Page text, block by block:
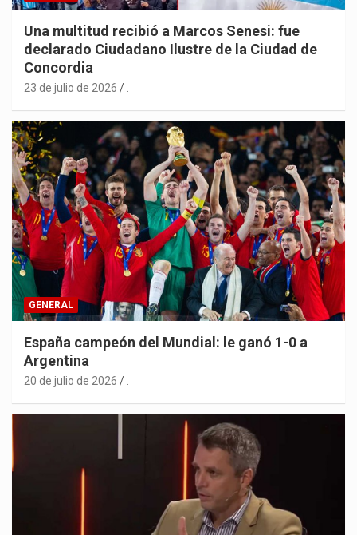
Una multitud recibió a Marcos Senesi: fue
declarado Ciudadano Ilustre de la Ciudad de
Concordia
23 de julio de 2026
GENERAL
España campeón del Mundial: le ganó 1-0 a
Argentina
20 de julio de 2026 .